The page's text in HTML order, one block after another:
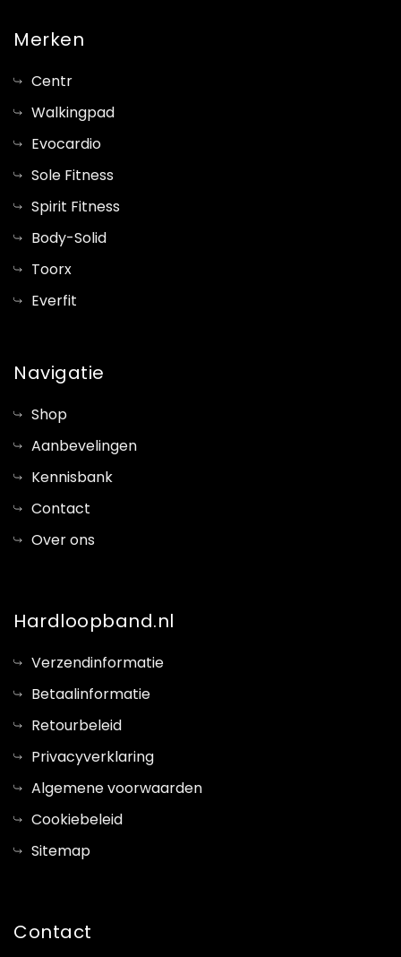
Merken
Centr
Walkingpad
Evocardio
Sole Fitness
Spirit Fitness
Body-Solid
Toorx
Everfit
Navigatie
Shop
Aanbevelingen
Kennisbank
Contact
Over ons
Hardloopband.nl
Verzendinformatie
Betaalinformatie
Retourbeleid
Privacyverklaring
Algemene voorwaarden
Cookiebeleid
Sitemap
Contact